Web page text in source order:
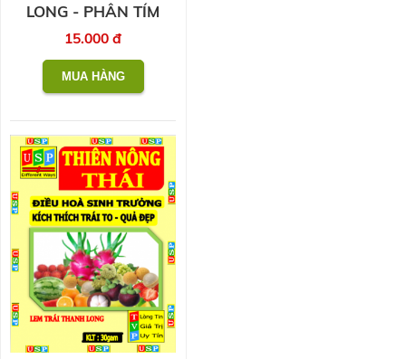
LONG - PHÂN TÍM
15.000 đ